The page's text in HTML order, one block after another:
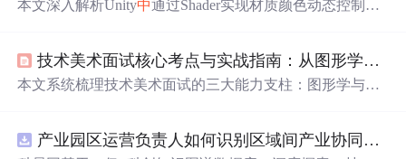
本文深入解析Unity中通过Shader实现材质颜色动态控制的
MaterialPropertyBlock进行实时颜色修改的方法。重点强调
Gamma/Linear颜色空间适配、性能优化（如避免冗余材质
技术美术面试核心考点与实战指南：从图形学基础到项目深挖
本文系统梳理技术美术面试的三大能力支柱：图形学与渲
向/延迟渲染区别、PBR原理、Shader优化、材质参数动态
产业园区运营负责人如何识别区域间产业协同机会？.docx